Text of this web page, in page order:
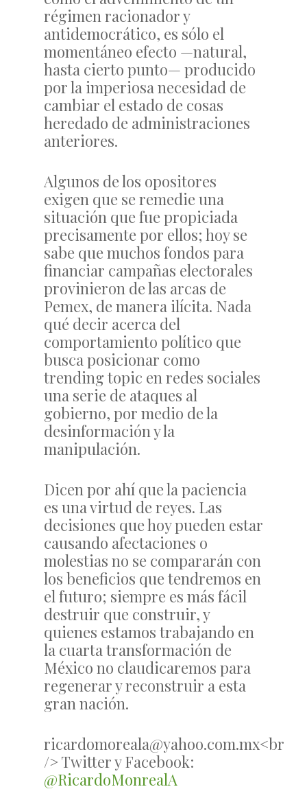
régimen racionador y
antidemocrático, es sólo el
momentáneo efecto —natural,
hasta cierto punto— producido
por la imperiosa necesidad de
cambiar el estado de cosas
heredado de administraciones
anteriores.
Algunos de los opositores
exigen que se remedie una
situación que fue propiciada
precisamente por ellos; hoy se
sabe que muchos fondos para
financiar campañas electorales
provinieron de las arcas de
Pemex, de manera ilícita. Nada
qué decir acerca del
comportamiento político que
busca posicionar como
trending topic en redes sociales
una serie de ataques al
gobierno, por medio de la
desinformación y la
manipulación.
Dicen por ahí que la paciencia
es una virtud de reyes. Las
decisiones que hoy pueden estar
causando afectaciones o
molestias no se compararán con
los beneficios que tendremos en
el futuro; siempre es más fácil
destruir que construir, y
quienes estamos trabajando en
la cuarta transformación de
México no claudicaremos para
regenerar y reconstruir a esta
gran nación.
ricardomoreala@yahoo.com.mx<br
/> Twitter y Facebook:
@RicardoMonrealA